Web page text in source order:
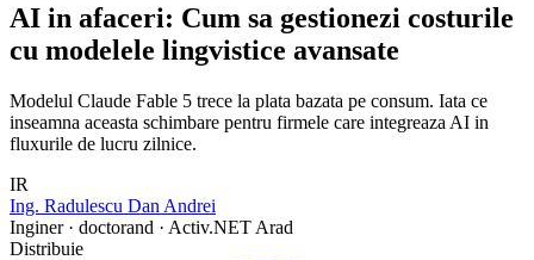
AI in afaceri: Cum sa gestionezi costurile
cu modelele lingvistice avansate
Modelul Claude Fable 5 trece la plata bazata pe consum. Iata ce
inseamna aceasta schimbare pentru firmele care integreaza AI in
fluxurile de lucru zilnice.
IR
Ing. Radulescu Dan Andrei
Inginer · doctorand · Activ.NET Arad
Distribuie